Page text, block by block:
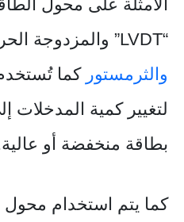
الأمثلة على محول
“LVDT” والمزدوجة الحرارية ومقياس الإجهاد
والثرمستور كما
لتغيير كمية المدخلات
بطاقة منخفضة أو
كما يتم استخدام